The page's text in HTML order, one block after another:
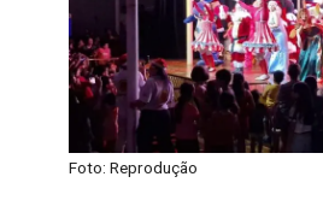
Foto: Reprodução